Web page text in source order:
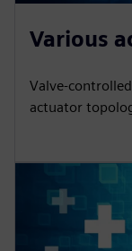
Various
Valve-
actuator